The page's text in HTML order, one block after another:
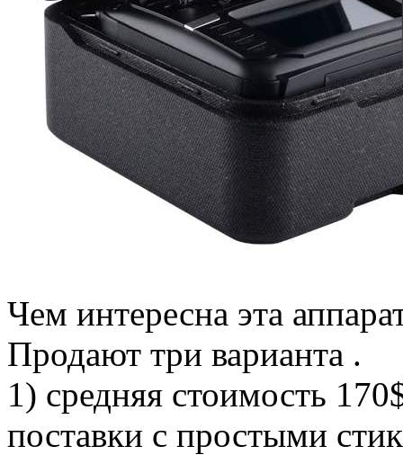
Чем интересна эта
Продают три варианта .
1) средняя стоимость
поставки с простыми